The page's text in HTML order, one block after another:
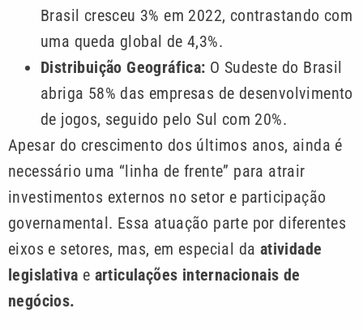
Brasil cresceu 3% em 2022, contrastando com
uma queda global de 4,3%.
Distribuição Geográfica: O Sudeste do Brasil
abriga 58% das empresas de desenvolvimento
de jogos, seguido pelo Sul com 20%.
Apesar do crescimento dos últimos anos, ainda é
necessário uma “linha de frente” para atrair
investimentos externos no setor e participação
governamental. Essa atuação parte por diferentes
eixos e setores, mas, em especial da atividade
legislativa e articulações internacionais de
negócios.